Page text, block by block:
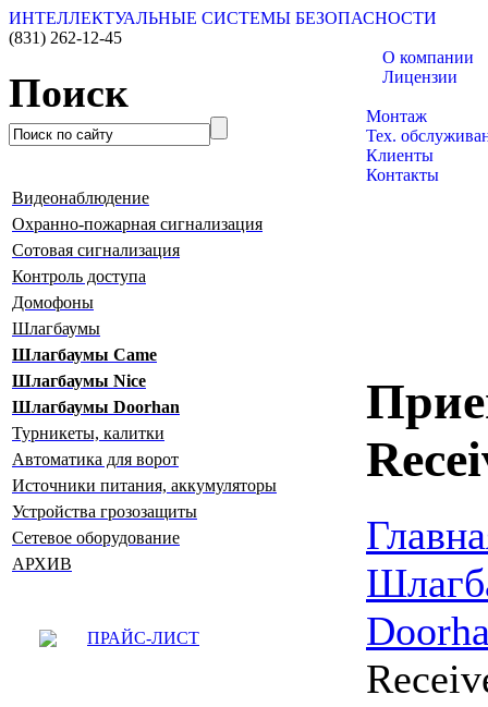
ИНТЕЛЛЕКТУАЛЬНЫЕ СИСТЕМЫ БЕЗОПАСНОСТИ
(831) 262-12-45
Поиск
О компании
Лицензии
Монтаж
Тех.
Клиенты
Контакты
Видеонаблюдение
Охранно-пожарная сигнализация
Сотовая сигнализация
Контроль доступа
Домофоны
Шлагбаумы
Шлагбаумы Сame
Шлагбаумы Nice
Шлагбаумы Doorhan
Турникеты, калитки
Автоматика для ворот
Источники питания, аккумуляторы
Устройства грозозащиты
Сетевое оборудование
АРХИВ
ПРАЙС-ЛИСТ